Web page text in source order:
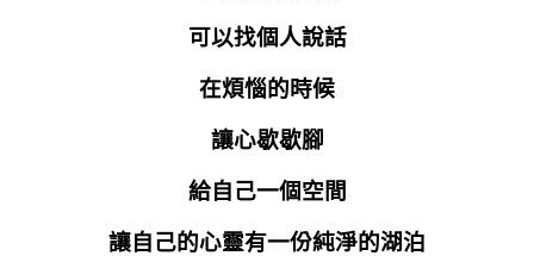
可以找個人說話
在煩惱的時候
讓心歇歇腳
給自己一個空間
讓自己的心靈有一份純淨的湖泊